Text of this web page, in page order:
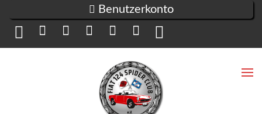
Benutzerkonto